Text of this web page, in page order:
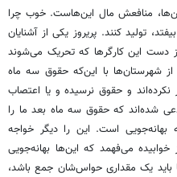
منافعش مال این‌هاست. خوب چرا
تولید کنند. پریروز یکی از آشنایان
دست این کارگرها که تحریک می‌شوند
از شهرستان‌ها با این‌که حقوق سه ماه
و حقوق نرسیده و یا اعتصاب
شده‌اند که حقوق سه ماه بعد ما را
است. این را دیگر خواجه
می‌فهمد که این‌ها بهانه‌جویی
یک مقداری حواس‌شان جمع باشد،‌